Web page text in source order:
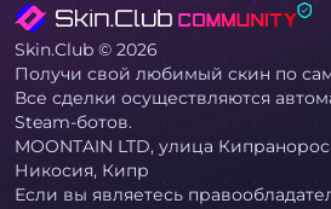
Skin.Club © 2026
Получи свой любимый скин по
Все сделки осуществляются
Steam-ботов.
MOONTAIN LTD, улица Кипранорос
Никосия, Кипр
Если вы являетесь